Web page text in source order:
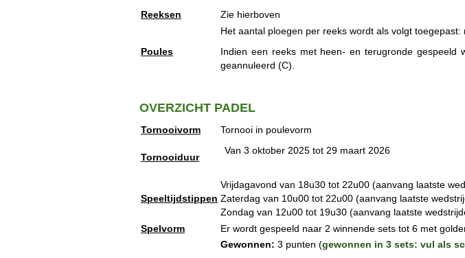
Reeksen Zie hierboven
Poules
Het aantal ploegen per reeks wordt als volgt
Indien een reeks met heen- en terugronde
geannuleerd (C).
OVERZICHT PADEL
Tornooivorm Tornooi in poulevorm
Tornooiduur
Van 3 oktober 2025 tot 29 maart 2026
Speeltijdstippen
Vrijdagavond van 18u30 tot 22u00 (aanvang laatste
Zaterdag van 10u00 tot 22u00 (aanvang laatste
Zondag van 12u00 tot 19u30 (aanvang laatste
Spelvorm
Er wordt gespeeld naar 2 winnende sets tot 6 met
Gewonnen: 3 punten (gewonnen in 3 sets: vul als